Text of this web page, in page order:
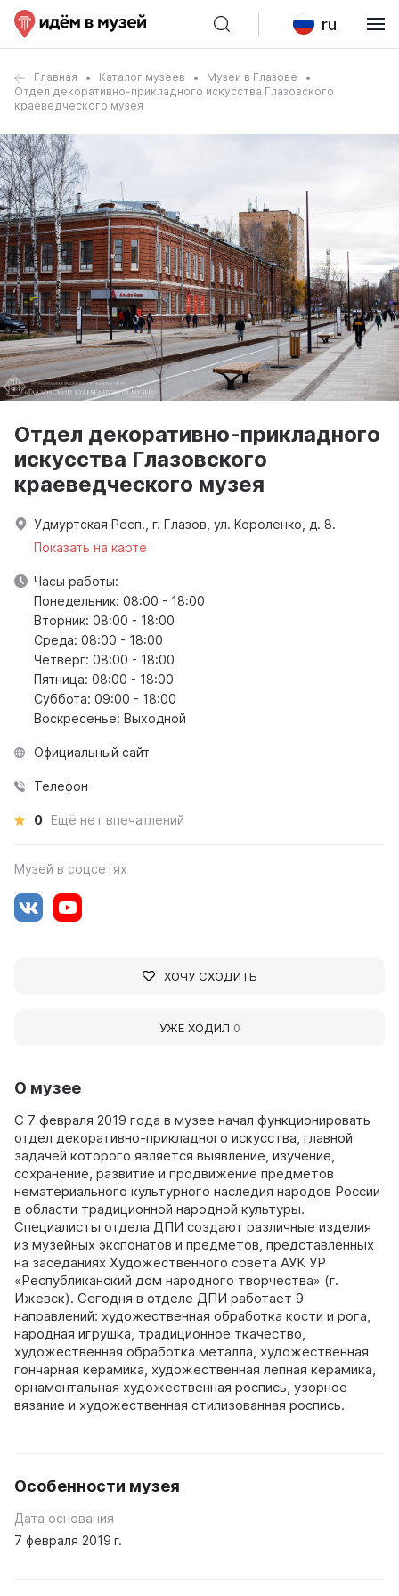
ru
Главная Каталог музеев
Музеи в Глазове
Отдел декоративно-прикладного искусства Глазовского
краеведческого музея
О музее
С 7 февраля 2019 года в музее начал функционировать
отдел декоративно-прикладного искусства, главной
задачей которого является выявление, изучение,
сохранение, развитие и продвижение предметов
нематериального культурного наследия народов России
в области традиционной народной культуры.
Специалисты отдела ДПИ создают различные изделия
из музейных экспонатов и предметов, представленных
на заседаниях Художественного совета АУК УР
«Республиканский дом народного творчества» (г.
Ижевск). Сегодня в отделе ДПИ работает 9
направлений: художественная обработка кости и рога,
народная игрушка, традиционное ткачество,
художественная обработка металла, художественная
гончарная керамика, художественная лепная керамика,
орнаментальная художественная роспись, узорное
вязание и художественная стилизованная роспись.
Особенности музея
Дата основания
7 февраля 2019 г.
Отдел декоративно-прикладного
искусства Глазовского
краеведческого музея
Удмуртская Респ., г. Глазов, ул. Короленко, д. 8.
Показать на карте
Часы работы:
Понедельник: 08:00 - 18:00
Вторник: 08:00 - 18:00
Среда: 08:00 - 18:00
Четверг: 08:00 - 18:00
Пятница: 08:00 - 18:00
Суббота: 09:00 - 18:00
Воскресенье: Выходной
Официальный сайт
Телефон
0 Ещё нет впечатлений
Музей в соцсетях
ХОЧУ СХОДИТЬ
УЖЕ ХОДИЛ 0